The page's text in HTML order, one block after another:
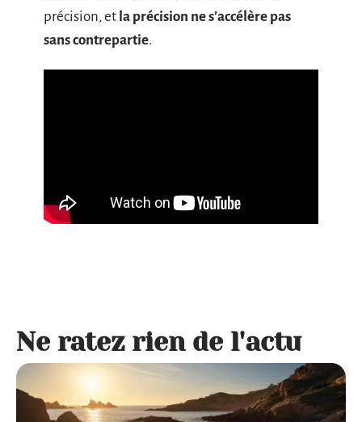
précision, et la précision ne s’accélère pas
sans contrepartie.
Ne ratez rien de l'actu